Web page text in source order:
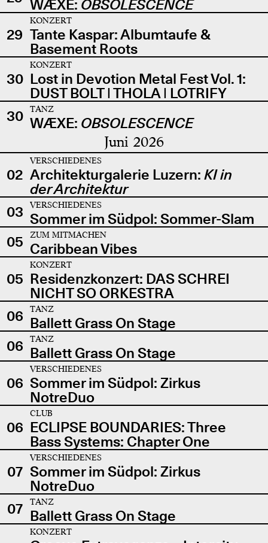
WÆXE: OBSOLESCENCE
29
KONZERT
Tante Kaspar: Albumtaufe &
Basement Roots
30
KONZERT
Lost in Devotion Metal Fest Vol. 1:
DUST BOLT | THOLA | LOTRIFY
30
TANZ
WÆXE: OBSOLESCENCE
Juni 2026
02
VERSCHIEDENES
Architekturgalerie Luzern: KI in
der Architektur
03
VERSCHIEDENES
Sommer im Südpol: Sommer-Slam
05
ZUM MITMACHEN
Caribbean Vibes
05
KONZERT
Residenzkonzert: DAS SCHREI
NICHT SO ORKESTRA
06
TANZ
Ballett Grass On Stage
06
TANZ
Ballett Grass On Stage
06
VERSCHIEDENES
Sommer im Südpol: Zirkus
NotreDuo
06
CLUB
ECLIPSE BOUNDARIES: Three
Bass Systems: Chapter One
07
VERSCHIEDENES
Sommer im Südpol: Zirkus
NotreDuo
07
TANZ
Ballett Grass On Stage
KONZERT